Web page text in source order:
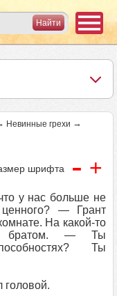
Невинные грехи →
шрифта - +
у нас больше не
ценного? — Грант
На какой-то
братом. — Ты
Ты
головой.